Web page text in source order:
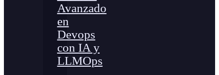
Avanzado
en
Devops
con IA y
LLMOps